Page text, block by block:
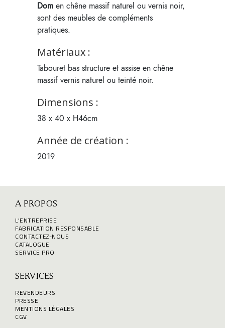
Dom en chêne massif naturel ou vernis noir,
sont des meubles de compléments
pratiques.
Matériaux :
Tabouret bas structure et assise en chêne
massif vernis naturel ou teinté noir.
Dimensions :
38 x 40 x H46cm
Année de création :
2019
A PROPOS
L’ENTREPRISE
FABRICATION RESPONSABLE
CONTACTEZ-NOUS
CATALOGUE
SERVICE PRO
SERVICES
REVENDEURS
PRESSE
MENTIONS LÉGALES
CGV